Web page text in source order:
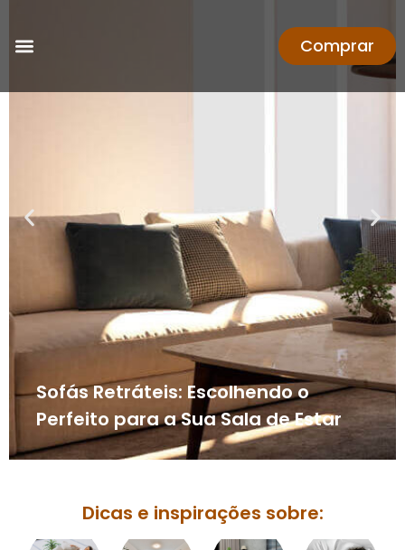
Comprar
Sofás Retráteis: Escolhendo o
Perfeito para a Sua Sala de Estar
Dicas e inspirações sobre: